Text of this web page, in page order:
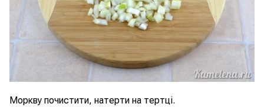
Моркву почистити, натерти на тертці.